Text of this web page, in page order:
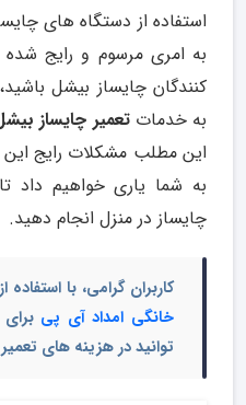
استفاده از دستگاه های
به امری مرسوم و رایج
کنندگان چایساز بیشل
به خدمات تعمیر چایساز
این مطلب مشکلات رایج این
به شما یاری خواهیم داد
چایساز در منزل انجام دهید.
کاربران گرامی، با
خانگی امداد آی پی
توانید در هزینه های